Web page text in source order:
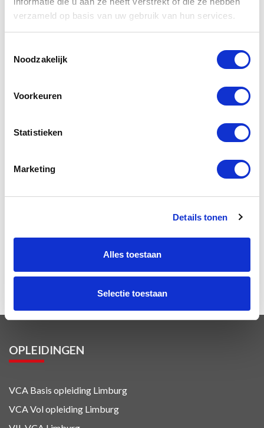
verzameld op basis van uw gebruik van hun services.
Noodzakelijk
Voorkeuren
Statistieken
Marketing
Details tonen
Alles toestaan
Selectie toestaan
Digitale Tachograaf
Lading Zekeren
VCA
Verkeerseducatie
OPLEIDINGEN
VCA Basis opleiding Limburg
VCA Vol opleiding Limburg